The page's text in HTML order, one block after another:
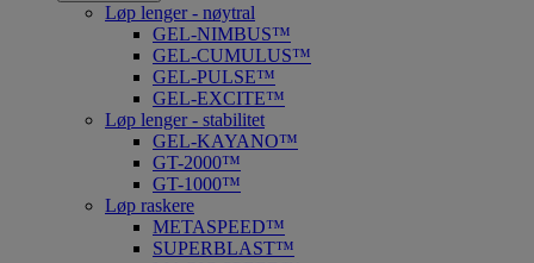
Løp lenger - nøytral
GEL-NIMBUS™
GEL-CUMULUS™
GEL-PULSE™
GEL-EXCITE™
Løp lenger - stabilitet
GEL-KAYANO™
GT-2000™
GT-1000™
Løp raskere
METASPEED™
SUPERBLAST™